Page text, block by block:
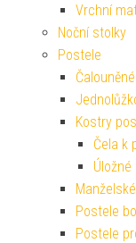
Vrchní
Noční stolky
Postele
Kostry
Čela k
Postele
Postele